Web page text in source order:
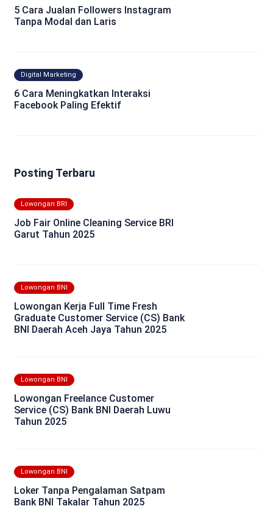
5 Cara Jualan Followers Instagram
Tanpa Modal dan Laris
Digital Marketing
6 Cara Meningkatkan Interaksi
Facebook Paling Efektif
Posting Terbaru
Lowongan BRI
Job Fair Online Cleaning Service BRI
Garut Tahun 2025
Lowongan BNI
Lowongan Kerja Full Time Fresh
Graduate Customer Service (CS) Bank
BNI Daerah Aceh Jaya Tahun 2025
Lowongan BNI
Lowongan Freelance Customer
Service (CS) Bank BNI Daerah Luwu
Tahun 2025
Lowongan BNI
Loker Tanpa Pengalaman Satpam
Bank BNI Takalar Tahun 2025